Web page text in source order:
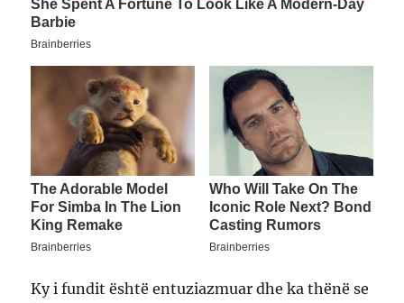
Ky i fundit është entuziazmuar dhe ka thënë se